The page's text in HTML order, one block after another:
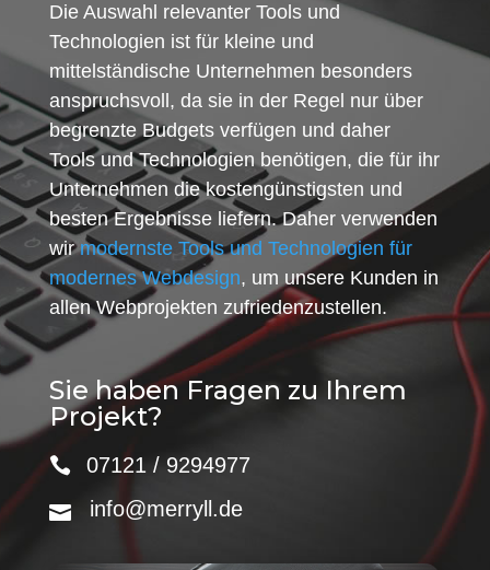
Die Auswahl relevanter Tools und
Technologien ist für kleine und
mittelständische Unternehmen besonders
anspruchsvoll, da sie in der Regel nur über
begrenzte Budgets verfügen und daher
Tools und Technologien benötigen, die für ihr
Unternehmen die kostengünstigsten und
besten Ergebnisse liefern. Daher verwenden
wirmodernste Tools und Technologien für
modernes Webdesign, um unsere Kunden in
allen Webprojekten zufriedenzustellen.
Sie haben Fragen zu Ihrem
Projekt?
07121 / 9294977
info@merryll.de